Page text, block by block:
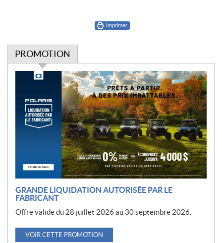
Imprimer
PROMOTION
GRANDE LIQUIDATION AUTORISÉE PAR LE
FABRICANT
Offre valide du 28 juillet 2026 au 30 septembre 2026.
VOIR CETTE PROMOTION